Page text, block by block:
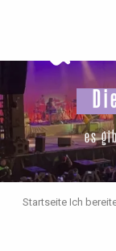
principal
es
Startseite Ich